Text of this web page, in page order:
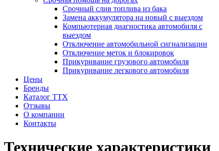
Срочный слив топлива из бака
Замена аккумулятора на новый с выездом
Компьютерная диагностика автомобиля с
выездом
Отключение автомобильной сигнализации
Отключение меток и блокировок
Прикуривание грузового автомобиля
Прикуривание легкового автомобиля
Цены
Бренды
Каталог ТТХ
Отзывы
О компании
Контакты
Технические характеристики